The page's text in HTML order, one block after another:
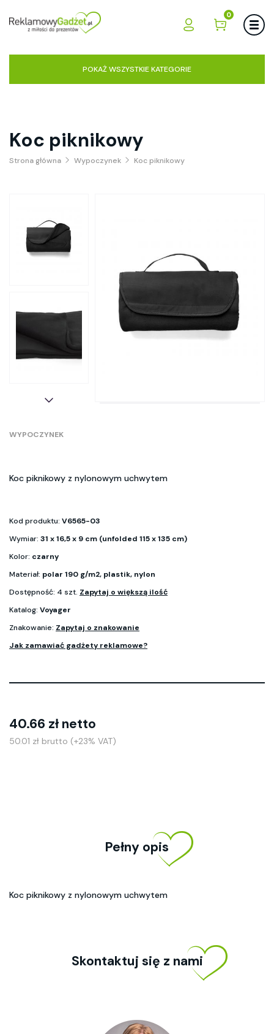
0
POKAŻ WSZYSTKIE KATEGORIE
Koc piknikowy
Strona główna Wypoczynek Koc piknikowy
WYPOCZYNEK
Koc piknikowy z nylonowym uchwytem
Kod produktu: V6565-03
Wymiar: 31 x 16,5 x 9 cm (unfolded 115 x 135 cm)
Kolor: czarny
Materiał: polar 190 g/m2, plastik, nylon
Dostępność: 4 szt. Zapytaj o większą ilość
Katalog: Voyager
Znakowanie: Zapytaj o znakowanie
Jak zamawiać gadżety reklamowe?
40.66 zł netto
50.01 zł brutto (+23% VAT)
Pełny opis
Koc piknikowy z nylonowym uchwytem
Skontaktuj się z nami